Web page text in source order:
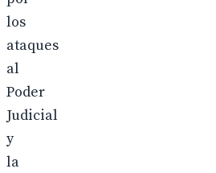
los
ataques
al
Poder
Judicial
y
la